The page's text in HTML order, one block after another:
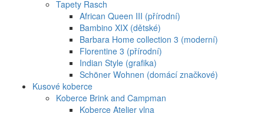
Tapety Rasch
African Queen III (přírodní)
Bambino XIX (dětské)
Barbara Home collection 3 (moderní)
Florentine 3 (přírodní)
Indian Style (grafika)
Schöner Wohnen (domácí značkové)
Kusové koberce
Koberce Brink and Campman
Koberce Atelier vlna